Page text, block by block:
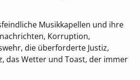
Musikkapellen und ihre
Korruption,
die überforderte Justiz,
das Wetter und Toast, der immer